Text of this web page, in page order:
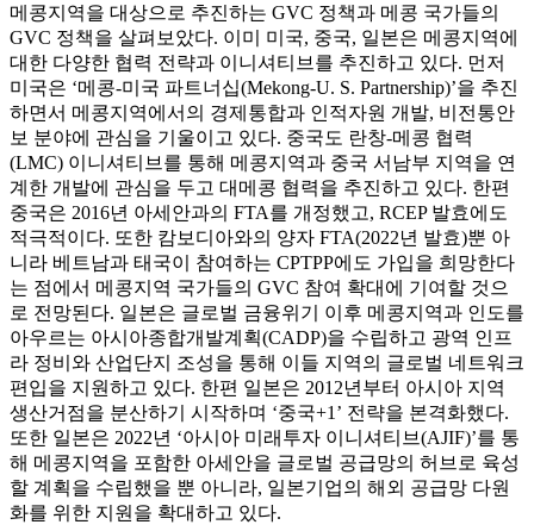
메콩지역을 대상으로 추진하는 GVC 정책과 메콩 국가들의
GVC 정책을 살펴보았다. 이미 미국, 중국, 일본은 메콩지역에
대한 다양한 협력 전략과 이니셔티브를 추진하고 있다. 먼저
미국은 ‘메콩-미국 파트너십(Mekong-U. S. Partnership)’을 추진
하면서 메콩지역에서의 경제통합과 인적자원 개발, 비전통안
보 분야에 관심을 기울이고 있다. 중국도 란창-메콩 협력
(LMC) 이니셔티브를 통해 메콩지역과 중국 서남부 지역을 연
계한 개발에 관심을 두고 대메콩 협력을 추진하고 있다. 한편
중국은 2016년 아세안과의 FTA를 개정했고, RCEP 발효에도
적극적이다. 또한 캄보디아와의 양자 FTA(2022년 발효)뿐 아
니라 베트남과 태국이 참여하는 CPTPP에도 가입을 희망한다
는 점에서 메콩지역 국가들의 GVC 참여 확대에 기여할 것으
로 전망된다. 일본은 글로벌 금융위기 이후 메콩지역과 인도를
아우르는 아시아종합개발계획(CADP)을 수립하고 광역 인프
라 정비와 산업단지 조성을 통해 이들 지역의 글로벌 네트워크
편입을 지원하고 있다. 한편 일본은 2012년부터 아시아 지역
생산거점을 분산하기 시작하며 ‘중국+1’ 전략을 본격화했다.
또한 일본은 2022년 ‘아시아 미래투자 이니셔티브(AJIF)’를 통
해 메콩지역을 포함한 아세안을 글로벌 공급망의 허브로 육성
할 계획을 수립했을 뿐 아니라, 일본기업의 해외 공급망 다원
화를 위한 지원을 확대하고 있다.